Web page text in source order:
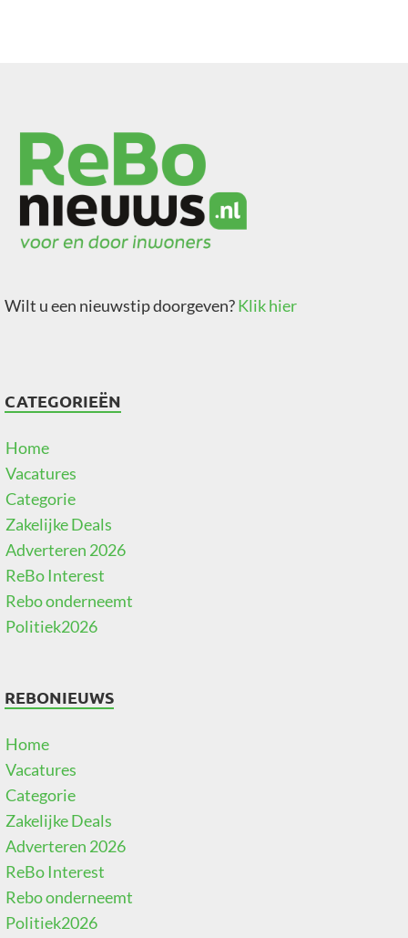
Wilt u een nieuwstip doorgeven?Klik hier
CATEGORIEËN
Home
Vacatures
Categorie
Zakelijke Deals
Adverteren 2026
ReBo Interest
Rebo onderneemt
Politiek2026
REBONIEUWS
Home
Vacatures
Categorie
Zakelijke Deals
Adverteren 2026
ReBo Interest
Rebo onderneemt
Politiek2026